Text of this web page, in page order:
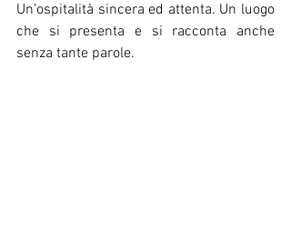
Un’ospitalità sincera ed attenta. Un luogo
che si presenta e si racconta anche
senza tante parole.